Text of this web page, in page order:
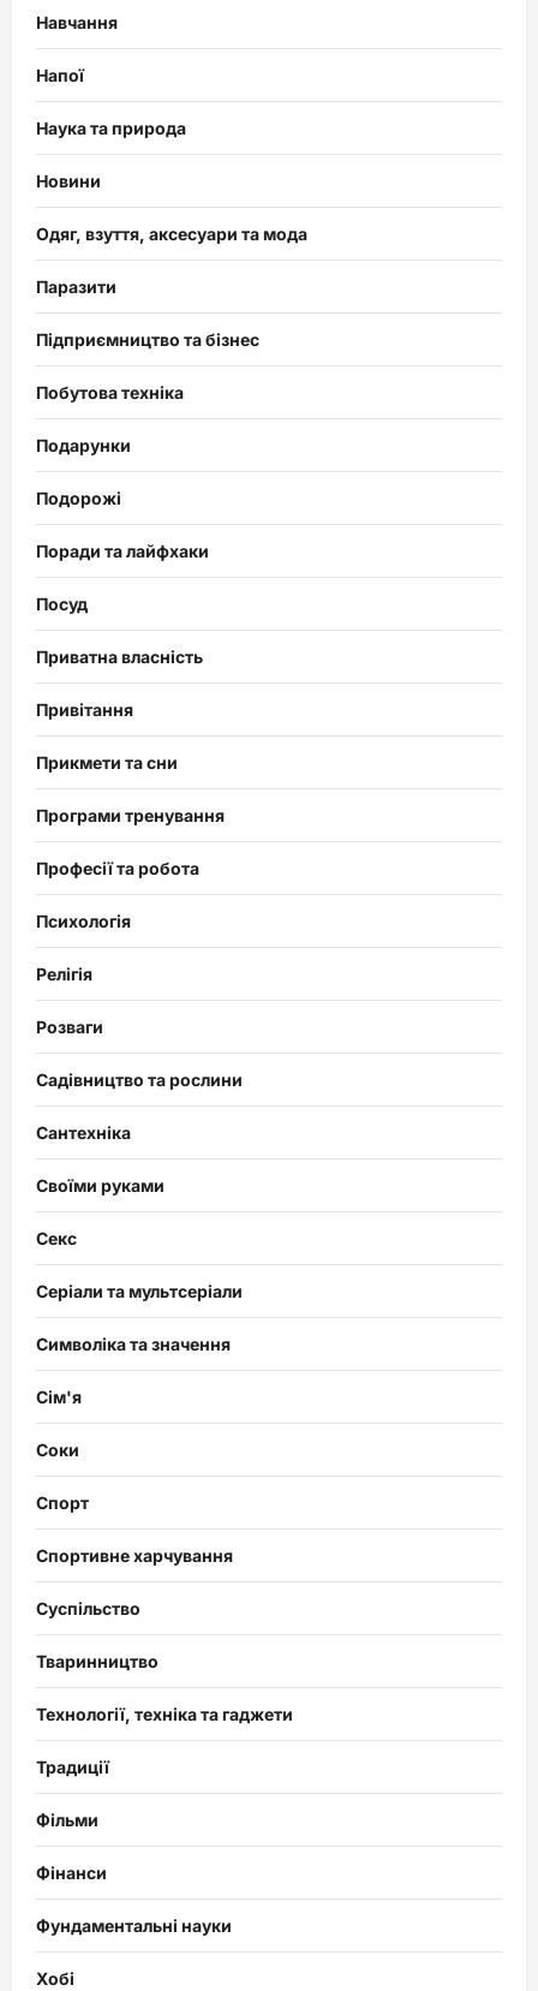
Навчання
Напої
Наука та природа
Новини
Одяг, взуття, аксесуари та мода
Паразити
Підприємництво та бізнес
Побутова техніка
Подарунки
Подорожі
Поради та лайфхаки
Посуд
Приватна власність
Привітання
Прикмети та сни
Програми тренування
Професії та робота
Психологія
Релігія
Розваги
Садівництво та рослини
Сантехніка
Своїми руками
Секс
Серіали та мультсеріали
Символіка та значення
Сім'я
Соки
Спорт
Спортивне харчування
Суспільство
Тваринництво
Технології, техніка та гаджети
Традиції
Фільми
Фінанси
Фундаментальні науки
Хобі